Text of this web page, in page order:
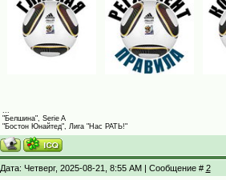
...
"Белшина", Serie A
"Бостон Юнайтед", Лига "Нас РАТЬ!"
Дата: Четверг, 2025-08-21, 8:55 AM | Сообщение # 2